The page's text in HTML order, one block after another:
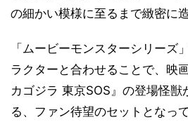
の細かい模様に至るまで緻密に
「ムービーモンスターシリーズ
ラクターと合わせることで、映
カゴジラ 東京SOS』の登場怪獣
る、ファン待望のセットとなって